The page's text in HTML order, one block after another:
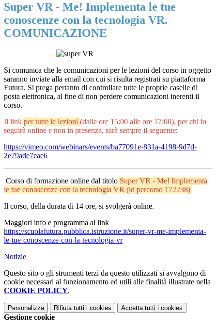
Super VR - Me! Implementa le tue
conoscenze con la tecnologia VR.
COMUNICAZIONE
Si comunica che le comunicazioni per le lezioni del corso in oggetto
saranno inviate alla email con cui si risulta registrati su piattaforma
Futura. Si prega pertanto di controllare tutte le proprie caselle di
posta elettronica, al fine di non perdere comunicazioni inerenti il
corso.
Il link per tutte le lezioni (dalle ore 15:00 alle ore 17:00), per chi lo
seguirà online e non in presenza, sarà sempre il seguente:
https://vimeo.com/webinars/events/ba77091e-831a-4198-9d7d-
2e79ade7eae6
Corso di formazione online dal titolo Super VR - Me! Implementa
le tue conoscenze con la tecnologia VR (id percorso 172238)
Il corso, della durata di 14 ore, si svolgerà online.
Maggiori info e programma al link
https://scuolafutura.pubblica.istruzione.it/super-vr-me-implementa-
le-tue-conoscenze-con-la-tecnologia-vr
Notizie
Questo sito o gli strumenti terzi da questo utilizzati si avvalgono di
cookie necessari al funzionamento ed utili alle finalità illustrate nella
COOKIE POLICY.
Personalizza Rifiuta tutti i cookies Accetta tutti i cookies
Gestione cookie